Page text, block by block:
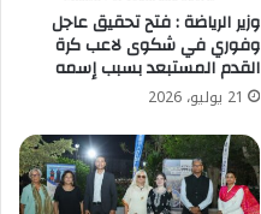
وزير الرياضة : فتح تحقيق عاجل
وفوري في شكوى لاعب كرة
القدم المستبعد بسبب إسمه
21 يوليو، 2026